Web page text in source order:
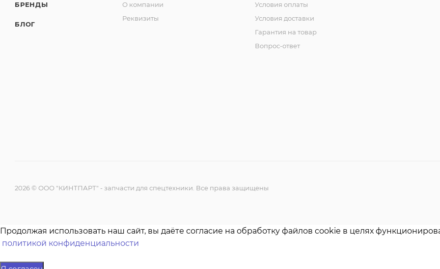
БРЕНДЫ
БЛОГ
О компании
Реквизиты
Условия оплаты
Условия доставки
Гарантия на товар
Вопрос-ответ
2026 © ООО "КИНТПАРТ" - запчасти для спецтехники. Все права защищены
Продолжая использовать наш сайт, вы даёте согласие на обработку файлов cookie в целях
политикой конфиденциальности